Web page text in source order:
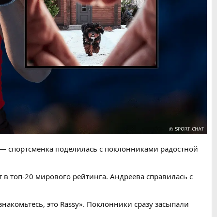
спортсменка поделилась с поклонниками радостной
топ-20 мирового рейтинга. Андреева справилась с
это Rassy». Поклонники сразу засыпали